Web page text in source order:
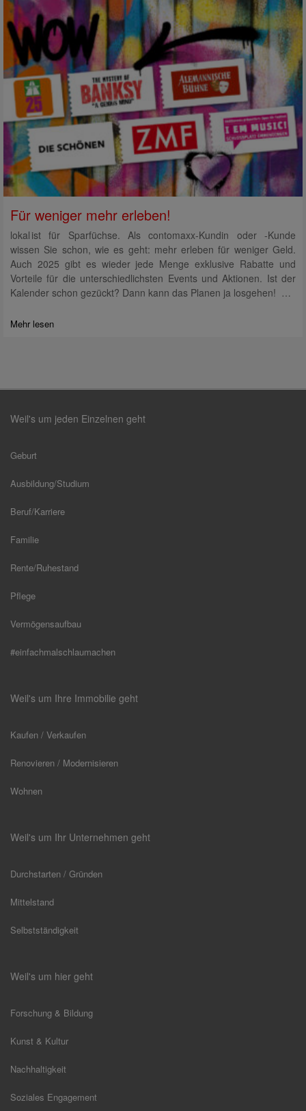
Für weniger mehr erleben!
lokal ist für Sparfüchse. Als contomaxx-Kundin oder -Kunde
wissen Sie schon, wie es geht: mehr erleben für weniger Geld.
Auch 2025 gibt es wieder jede Menge exklusive Rabatte und
Vorteile für die unterschiedlichsten Events und Aktionen. Ist der
Kalender schon gezückt? Dann kann das Planen ja losgehen! …
Mehr lesen
Weil's um jeden Einzelnen geht
Geburt
Ausbildung/Studium
Beruf/Karriere
Familie
Rente/Ruhestand
Pflege
Vermögensaufbau
#einfachmalschlaumachen
Weil's um Ihre Immobilie geht
Kaufen / Verkaufen
Renovieren / Modernisieren
Wohnen
Weil's um Ihr Unternehmen geht
Durchstarten / Gründen
Mittelstand
Selbstständigkeit
Weil's um hier geht
Forschung & Bildung
Kunst & Kultur
Nachhaltigkeit
Soziales Engagement